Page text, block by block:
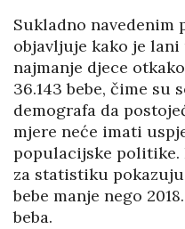
Sukladno navedenim
objavljuje kako je
najmanje djece
36.143 bebe, čime su
demografa da
mjere neće imati
populacijske politike.
za statistiku pokazuju
bebe manje nego
beba.